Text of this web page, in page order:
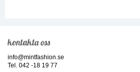
kontakta oss
info@mintfashion.se
Tel. 042 -18 19 77